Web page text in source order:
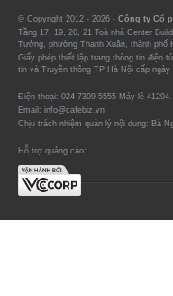
© Copyright 2012 - 2026 - Công ty Cổ
Tầng 17, 19, 20, 21 Toà nhà Center
Tưởng, phường Thanh Xuân, thành phố
Giấy phép thiết lập trang thông tin điện
tin và Truyền thông TP Hà Nội cấp ngày
Điện thoại: 024 7309 5555 Máy lẻ
Email: info@cafebiz.vn
Chịu trách nhiệm quản lý nội dung: Bà
Hỗ trợ quảng cáo: